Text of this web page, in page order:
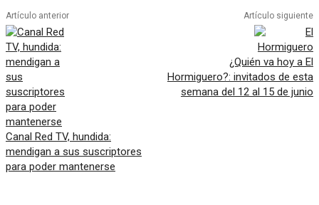
Artículo anterior
Canal Red TV, hundida:
mendigan a sus suscriptores
para poder mantenerse
Artículo siguiente
¿Quién va hoy a El
Hormiguero?: invitados de esta
semana del 12 al 15 de junio